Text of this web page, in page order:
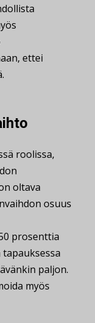
ettei
roolissa,
oltava
osuus
prosenttia
paljon.
myös